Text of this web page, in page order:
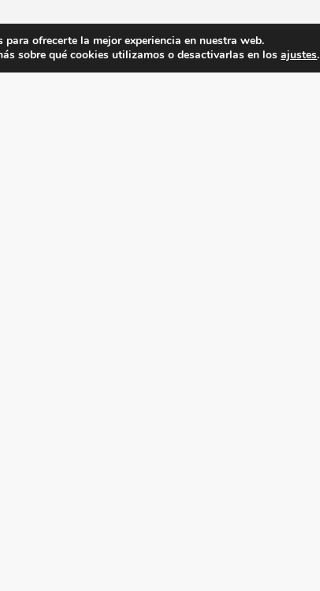
para ofrecerte la mejor experiencia en nuestra web.
sobre qué cookies utilizamos o desactivarlas en losajustes.